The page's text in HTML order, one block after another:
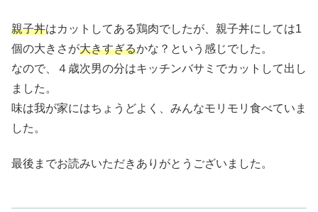
親子丼はカットしてある鶏肉でしたが、親子丼にしては1
個の大きさが大きすぎるかな？という感じでした。
なので、４歳次男の分はキッチンバサミでカットして出し
ました。
味は我が家にはちょうどよく、みんなモリモリ食べていま
した。
最後までお読みいただきありがとうございました。